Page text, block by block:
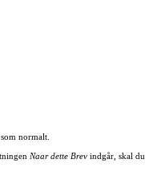
normalt.
Naar dette Brevindgår, skal du